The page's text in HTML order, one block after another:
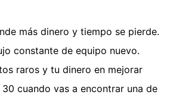
más dinero y tiempo se pierde.
constante de equipo nuevo.
raros y tu dinero en mejorar
cuando vas a encontrar una de